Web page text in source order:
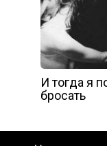
И тогда я
бросать